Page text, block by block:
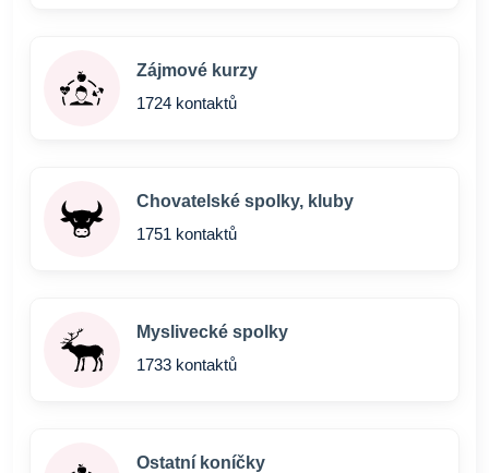
Zájmové kurzy
1724 kontaktů
Chovatelské spolky, kluby
1751 kontaktů
Myslivecké spolky
1733 kontaktů
Ostatní koníčky